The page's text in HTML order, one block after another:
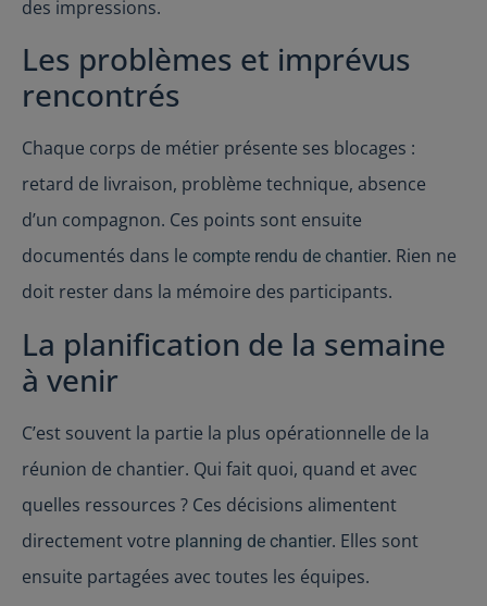
des impressions.
Les problèmes et imprévus
rencontrés
Chaque corps de métier présente ses blocages :
retard de livraison, problème technique, absence
d’un compagnon. Ces points sont ensuite
documentés dans le compte rendu de chantier. Rien ne
doit rester dans la mémoire des participants.
La planification de la semaine
à venir
C’est souvent la partie la plus opérationnelle de la
réunion de chantier. Qui fait quoi, quand et avec
quelles ressources ? Ces décisions alimentent
directement votre planning de chantier. Elles sont
ensuite partagées avec toutes les équipes.